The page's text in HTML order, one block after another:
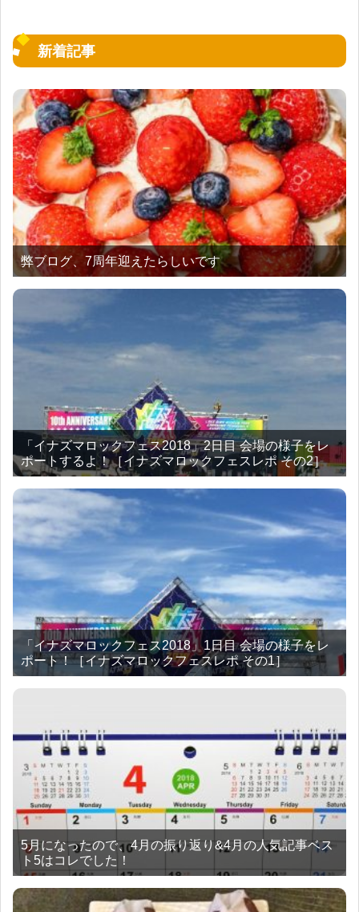
新着記事
弊ブログ、7周年迎えたらしいです
「イナズマロックフェス2018」2日目 会場の様子をレ
ポートするよ！［イナズマロックフェスレポ その2］
「イナズマロックフェス2018」1日目 会場の様子をレ
ポート！［イナズマロックフェスレポ その1］
5月になったので、4月の振り返り&4月の人気記事ベス
ト5はコレでした！